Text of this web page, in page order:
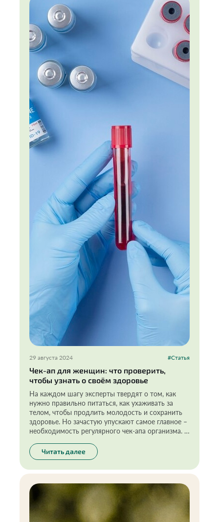
учебных заведениях часто совсем не
соответствует представлениям о правильном
питании.
29 августа 2024 #Статья
Чек-ап для женщин: что проверить,
чтобы узнать о своём здоровье
На каждом шагу эксперты твердят о том, как
нужно правильно питаться, как ухаживать за
телом, чтобы продлить молодость и сохранить
здоровье. Но зачастую упускают самое главное –
необходимость регулярного чек-апа организма. И
про ответственный и осознанный подход к
своему здоровью. Я давно выработала эту
полезную привычку, ведь предупреждён — значит
Читать далее